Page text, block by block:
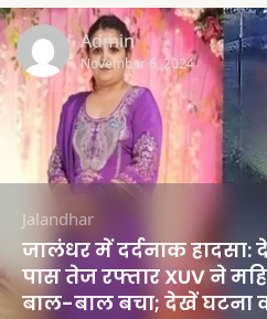
Admin
November 6, 2024
Jalandhar
जालंधर में दर्दनाक हादसा:
पास तेज रफ्तार XUV ने
बाल-बाल बचा; देखें घटना